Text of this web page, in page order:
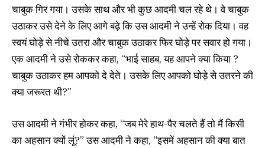
चाबुक गिर गया। उसके साथ और भी कुछ आदमी चल रहे थे। वे चाबुक
उठाकर उसे देने के लिए आगे बढ़े कि उस आदमी ने उन्हें रोक दिया। वह
स्वयं घोड़े से नीचे उतरा और चाबुक उठाकर फिर घोड़े पर सवार हो गया।
एक आदमी ने उसे रोककर कहा, “भाई साहब, यह आपने क्या किया ?
चाबुक उठाकर हम आपको दे देते। उसके लिए आपको घोड़े से उतरने की
क्या जरूरत थी?”
उस आदमी ने गंभीर होकर कहा, “जब मेरे हाथ-पैर चलते हैं तो मैं किसी
का अहसान क्यों लूं?” उस आदमी ने कहा, “इसमें अहसान की क्या बात